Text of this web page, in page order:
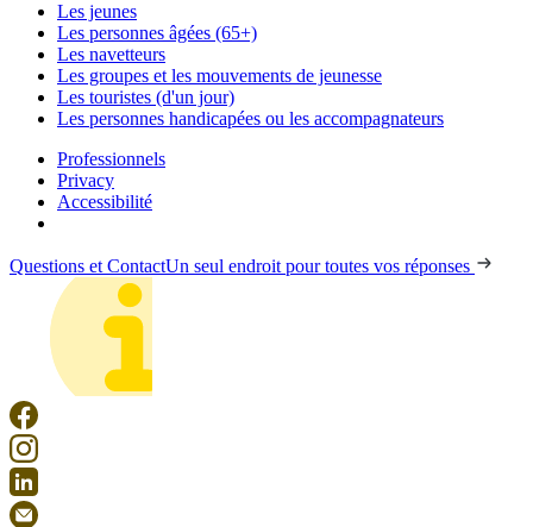
Les jeunes
Les personnes âgées (65+)
Les navetteurs
Les groupes et les mouvements de jeunesse
Les touristes (d'un jour)
Les personnes handicapées ou les accompagnateurs
Professionnels
Privacy
Accessibilité
Questions et ContactUn seul endroit pour toutes vos réponses